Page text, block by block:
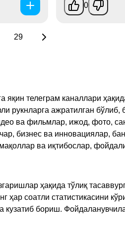
0
29
яқин телеграм каналлари
рукнларга ажратилган бўлиб,
ва фильмлар, ижод, фото,
бизнес ва инновациялар,
ва иқтибослар,
ҳақида тўлиқ
соатли статистикасини
бориш.